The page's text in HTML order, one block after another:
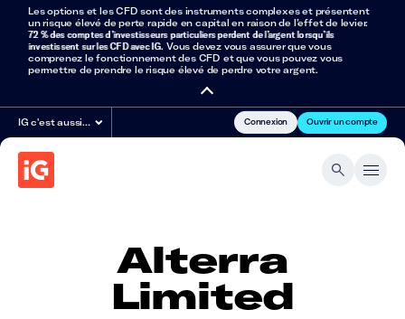
Les options et les CFD sont des instruments complexes et présentent
un risque élevé de perte rapide en capital en raison de l’effet de levier.
72 % des comptes d’investisseurs particuliers perdent de l’argent lorsqu’ils
investissent sur les CFD avec IG. Vous devez vous assurer que vous
comprenez le fonctionnement des CFD et que vous pouvez vous
permettre de prendre le risque élevé de perdre votre argent.
IG c'est aussi… Connexion Ouvrir un compte
Alterra
Limited